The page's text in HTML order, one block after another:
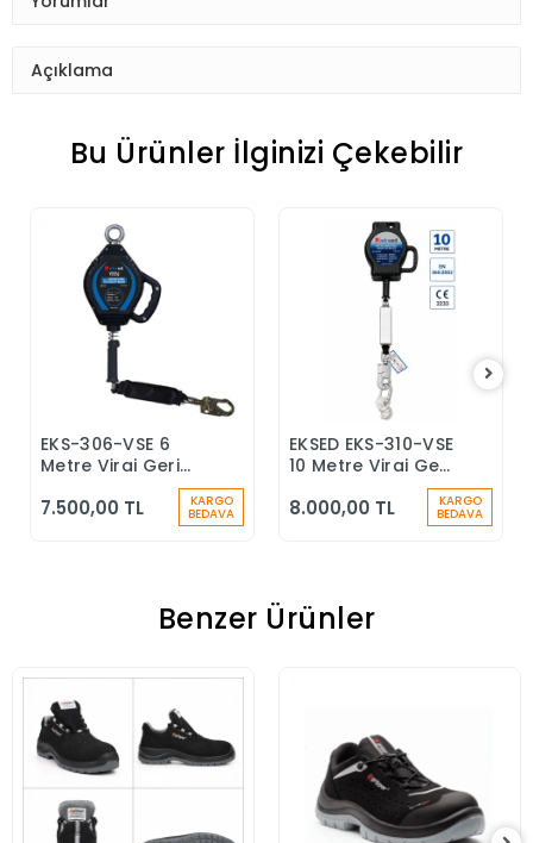
Açıklama
Bu Ürünler İlginizi Çekebilir
Sepete Ekle
EKS-306-VSE 6
Metre Viraj Geri
Durdurucu Keskin
7.500,00 TL KARGO
BEDAVA
Sepete Ekle
EKSED EKS-310-VSE
10 Metre Viraj Geri
Durdurucu
8.000,00 TL KARGO
BEDAVA
Benzer Ürünler